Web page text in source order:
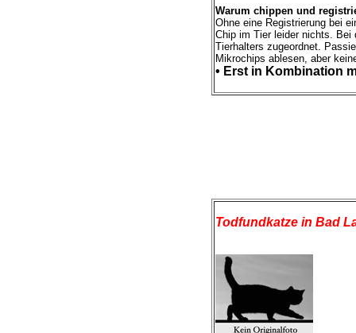
Warum chippen und
Ohne eine Registrierung bei
Chip im Tier leider nichts. Bei
Tierhalters zugeordnet.
Mikrochips ablesen, aber
• Erst in Kombination
Todfundkatze in Bad